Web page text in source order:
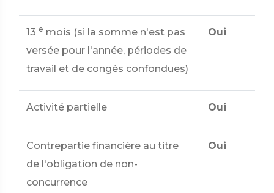
13 e mois (si la somme n'est pas
versée pour l'année, périodes de
travail et de congés confondues)
Oui
Activité partielle Oui
Contrepartie financière au titre
de l'obligation de non-
concurrence
Oui